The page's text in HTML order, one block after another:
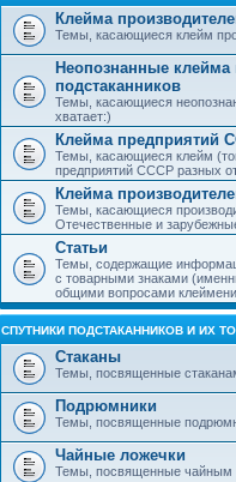
Клейма
Темы, касающиеся клейм
Неопознанные клейма
подстаканников
Темы, касающиеся
хватает:)
Клейма предприятий
Темы, касающиеся клейм
предприятий СССР разных
Клейма
Темы, касающиеся
Отечественные и
Статьи
Темы, содержащие
с товарными знаками
общими вопросами
СПУТНИКИ ПОДСТАКАННИКОВ И ИХ
Стаканы
Темы, посвященные
Подрюмники
Темы, посвященные
Чайные ложечки
Темы, посвященные чайным